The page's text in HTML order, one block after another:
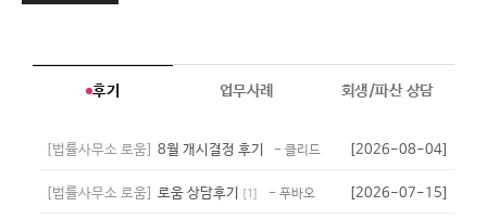
후기 업무사례 회생/파산 상담
[법률사무소 로움] 8월 개시결정 후기 - 클리드 [2026-08-04]
[법률사무소 로움] 로움 상담후기 [1 ] - 푸바오 [2026-07-15]